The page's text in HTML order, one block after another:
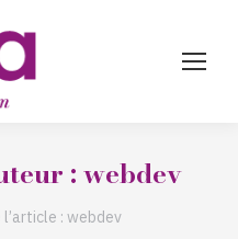
:webdev
: webdev